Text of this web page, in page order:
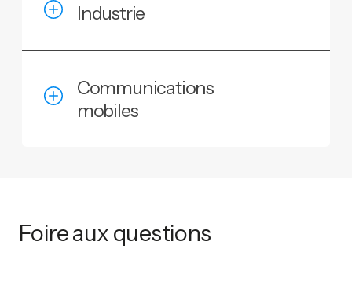
Industrie
Communications
mobiles
Foire aux questions